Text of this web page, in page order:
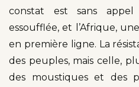
constat est sans appel
essoufflée, et l’Afrique,
en première ligne. La
des peuples, mais celle,
des moustiques et des